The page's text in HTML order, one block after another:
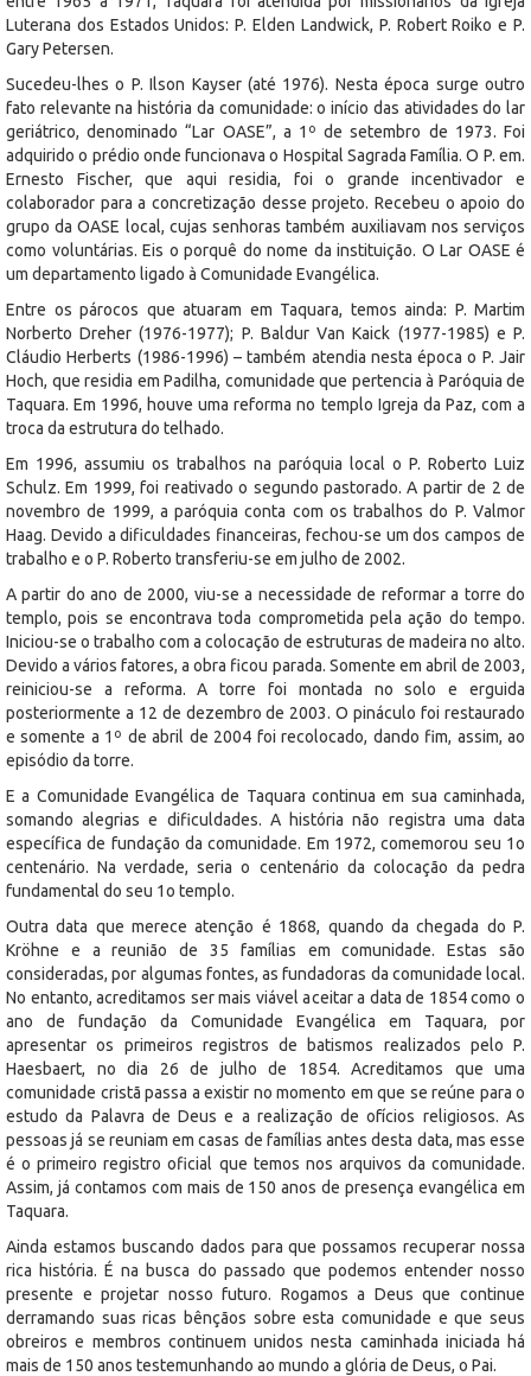
Luterana dos Estados Unidos: P. Elden Landwick, P. Robert Roiko e P.
Gary Petersen.
Sucedeu-lhes o P. Ilson Kayser (até 1976). Nesta época surge outro
fato relevante na história da comunidade: o início das atividades do lar
geriátrico, denominado “Lar OASE”, a 1º de setembro de 1973. Foi
adquirido o prédio onde funcionava o Hospital Sagrada Família. O P. em.
Ernesto Fischer, que aqui residia, foi o grande incentivador e
colaborador para a concretização desse projeto. Recebeu o apoio do
grupo da OASE local, cujas senhoras também auxiliavam nos serviços
como voluntárias. Eis o porquê do nome da instituição. O Lar OASE é
um departamento ligado à Comunidade Evangélica.
Entre os párocos que atuaram em Taquara, temos ainda: P. Martim
Norberto Dreher (1976-1977); P. Baldur Van Kaick (1977-1985) e P.
Cláudio Herberts (1986-1996) – também atendia nesta época o P. Jair
Hoch, que residia em Padilha, comunidade que pertencia à Paróquia de
Taquara. Em 1996, houve uma reforma no templo Igreja da Paz, com a
troca da estrutura do telhado.
Em 1996, assumiu os trabalhos na paróquia local o P. Roberto Luiz
Schulz. Em 1999, foi reativado o segundo pastorado. A partir de 2 de
novembro de 1999, a paróquia conta com os trabalhos do P. Valmor
Haag. Devido a dificuldades financeiras, fechou-se um dos campos de
trabalho e o P. Roberto transferiu-se em julho de 2002.
A partir do ano de 2000, viu-se a necessidade de reformar a torre do
templo, pois se encontrava toda comprometida pela ação do tempo.
Iniciou-se o trabalho com a colocação de estruturas de madeira no alto.
Devido a vários fatores, a obra ficou parada. Somente em abril de 2003,
reiniciou-se a reforma. A torre foi montada no solo e erguida
posteriormente a 12 de dezembro de 2003. O pináculo foi restaurado
e somente a 1º de abril de 2004 foi recolocado, dando fim, assim, ao
episódio da torre.
E a Comunidade Evangélica de Taquara continua em sua caminhada,
somando alegrias e dificuldades. A história não registra uma data
específica de fundação da comunidade. Em 1972, comemorou seu 1o
centenário. Na verdade, seria o centenário da colocação da pedra
fundamental do seu 1o templo.
Outra data que merece atenção é 1868, quando da chegada do P.
Kröhne e a reunião de 35 famílias em comunidade. Estas são
consideradas, por algumas fontes, as fundadoras da comunidade local.
No entanto, acreditamos ser mais viável aceitar a data de 1854 como o
ano de fundação da Comunidade Evangélica em Taquara, por
apresentar os primeiros registros de batismos realizados pelo P.
Haesbaert, no dia 26 de julho de 1854. Acreditamos que uma
comunidade cristã passa a existir no momento em que se reúne para o
estudo da Palavra de Deus e a realização de ofícios religiosos. As
pessoas já se reuniam em casas de famílias antes desta data, mas esse
é o primeiro registro oficial que temos nos arquivos da comunidade.
Assim, já contamos com mais de 150 anos de presença evangélica em
Taquara.
Ainda estamos buscando dados para que possamos recuperar nossa
rica história. É na busca do passado que podemos entender nosso
presente e projetar nosso futuro. Rogamos a Deus que continue
derramando suas ricas bênçãos sobre esta comunidade e que seus
obreiros e membros continuem unidos nesta caminhada iniciada há
mais de 150 anos testemunhando ao mundo a glória de Deus, o Pai.